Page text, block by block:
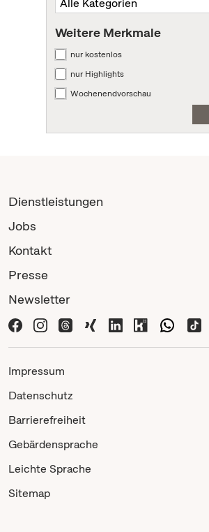
Weitere Merkmale
nur kostenlos
nur Highlights
Wochenendvorschau
Dienstleistungen
Jobs
Kontakt
Presse
Newsletter
Impressum
Datenschutz
Barrierefreiheit
Gebärdensprache
Leichte Sprache
Sitemap